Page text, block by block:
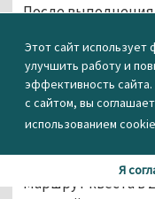
Этот сайт
улучшить работу и
эффективность
с сайтом, вы
использованием
Я
После выполнения
получится
станет разгадкой
электронную
пути
городских
селфи и
словосочетанием.
Маршрут квеста в